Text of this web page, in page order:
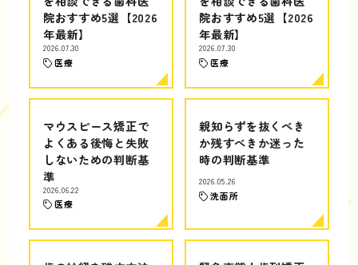
院おすすめ5選【2026
年最新】
2026.07.30
医療
院おすすめ5選【2026
年最新】
2026.07.30
医療
マウスピース矯正で
よくある後悔と失敗
しないための判断基
準
2026.06.22
医療
親知らずを抜くべき
か残すべきか迷った
時の判断基準
2026.05.26
洗面所